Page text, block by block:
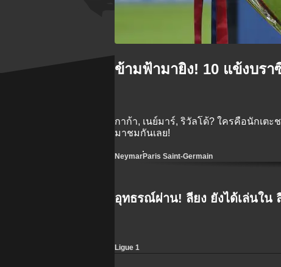
ข้ามฟ้ามายิง! 10 แข้งบร
กาก้า, เนย์มาร์, ริวัลโด้? ใครคือนักเต
มาชมกันเลย!
NeymarParis Saint-Germain
อุทธรณ์ผ่าน! ลียง ยังได้เล่นใน
Ligue 1